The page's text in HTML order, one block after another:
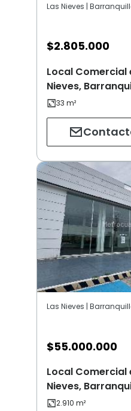
Las Nieves |
$2.805.000
Local Comercial
Nieves,
Las Nieves |
$55.000.000
Local Comercial
Nieves,